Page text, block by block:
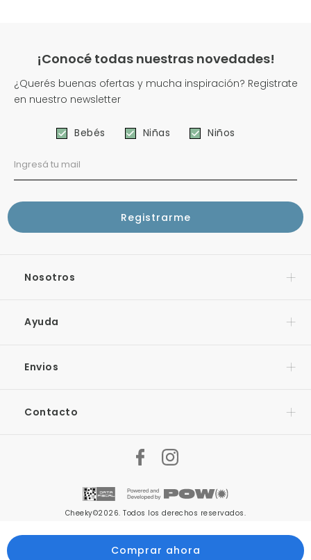
¡Conocé todas nuestras novedades!
¿Querés buenas ofertas y mucha inspiración? Registrate
en nuestro newsletter
Bebés Niñas Niños
Nosotros
Ayuda
Envios
Contacto
Cheeky©2026. Todos los derechos reservados.